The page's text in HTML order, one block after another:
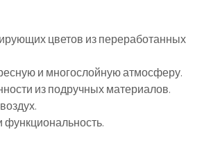
цветов из переработанных
и многослойную атмосферу.
из подручных материалов.